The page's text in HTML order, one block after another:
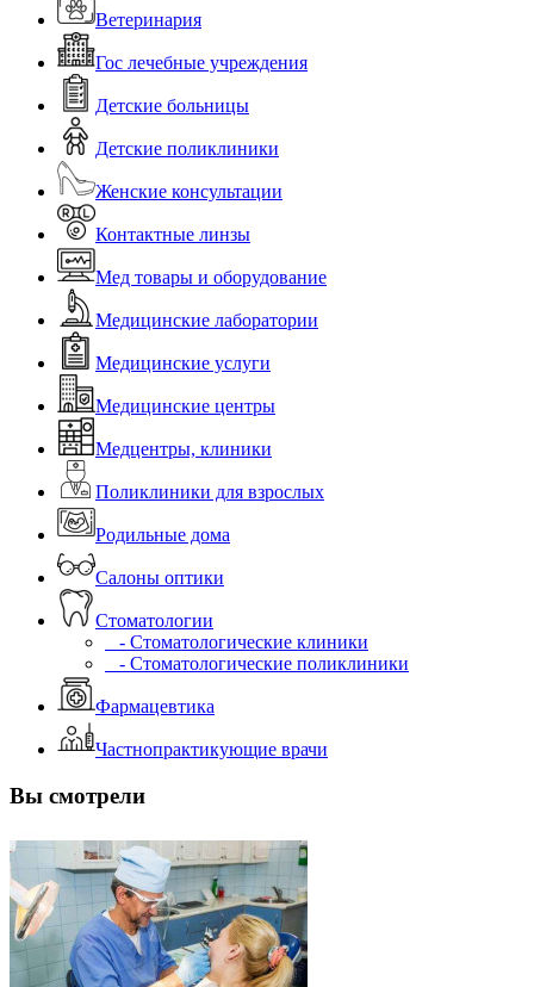
Ветеринария
Гос лечебные учреждения
Детские больницы
Детские поликлиники
Женские консультации
Контактные линзы
Мед товары и оборудование
Медицинские лаборатории
Медицинские услуги
Медицинские центры
Медцентры, клиники
Поликлиники для взрослых
Родильные дома
Салоны оптики
Стоматологии
- Стоматологические клиники
- Стоматологические поликлиники
Фармацевтика
Частнопрактикующие врачи
Вы смотрели